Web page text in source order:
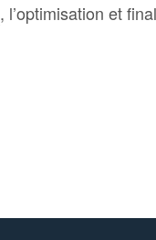
, l’optimisation et